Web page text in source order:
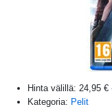
Hinta välillä: 24,95 €
Kategoria: Pelit